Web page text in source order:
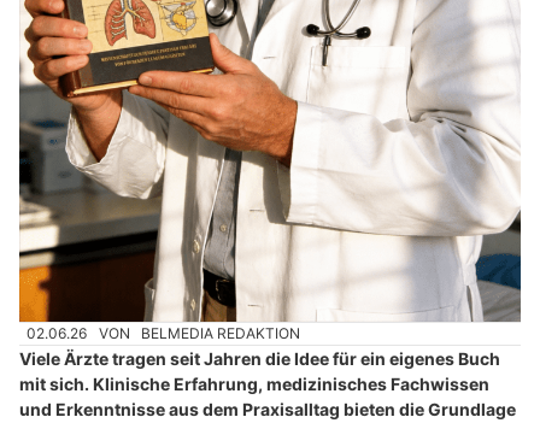
02.06.26 VON BELMEDIA REDAKTION
Viele Ärzte tragen seit Jahren die Idee für ein eigenes Buch
mit sich. Klinische Erfahrung, medizinisches Fachwissen
und Erkenntnisse aus dem Praxisalltag bieten die Grundlage